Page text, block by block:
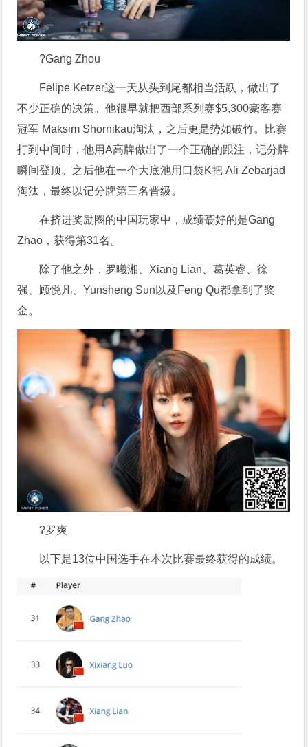
?Gang Zhou
Felipe Ketzer这一天从头到尾都相当活跃，做出了
不少正确的决策。他很早就把西部系列赛$5,300豪客赛
冠军 Maksim Shornikau淘汰，之后更是势如破竹。比赛
打到中间时，他用A高牌做出了一个正确的跟注，记分牌
瞬间登顶。之后他在一个大底池用口袋K把 Ali Zebarjad
淘汰，最终以记分牌第三名晋级。
在挤进奖励圈的中国玩家中，成绩蕞好的是Gang
Zhao，获得第31名。
除了他之外，罗曦湘、Xiang Lian、葛英睿、徐
强、顾悦凡、Yunsheng Sun以及Feng Qu都拿到了奖
金。
?罗爽
以下是13位中国选手在本次比赛最终获得的成绩。